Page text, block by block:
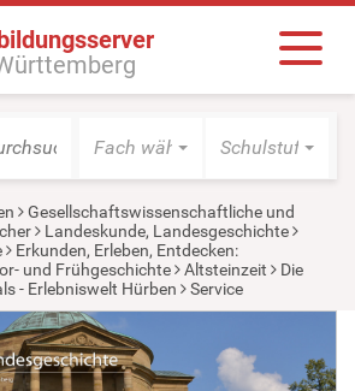
Fach wählen Schulstufe
Gesellschaftswissenschaftliche und
Landeskunde, Landesgeschichte
Erkunden, Erleben, Entdecken:
und Frühgeschichte Altsteinzeit
Die
- Erlebniswelt Hürben
Service